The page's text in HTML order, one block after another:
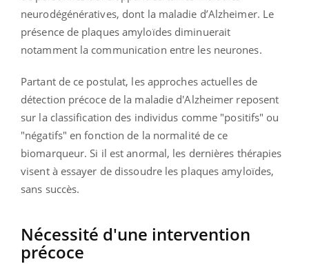
neurodégénératives, dont la maladie d’Alzheimer. Le
présence de plaques amyloïdes diminuerait
notamment la communication entre les neurones.
Partant de ce postulat, les approches actuelles de
détection précoce de la maladie d'Alzheimer reposent
sur la classification des individus comme "positifs" ou
"négatifs" en fonction de la normalité de ce
biomarqueur. Si il est anormal, les dernières thérapies
visent à essayer de dissoudre les plaques amyloïdes,
sans succès.
Nécessité d'une intervention
précoce